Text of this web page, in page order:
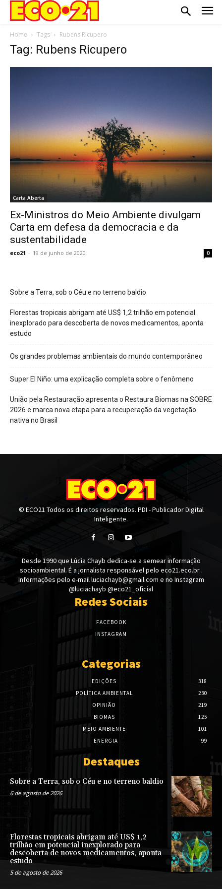
Home Tags Rubens Ricupero
Tag: Rubens Ricupero
Carta Aberta
Ex-Ministros do Meio Ambiente divulgam
Carta em defesa da democracia e da
sustentabilidade
eco21 - 19 de junho de 2020 0
Sobre a Terra, sob o Céu e no terreno baldio
Florestas tropicais abrigam até US$ 1,2 trilhão em potencial
inexplorado para descoberta de novos medicamentos, aponta
estudo
Os grandes problemas ambientais do mundo contemporâneo
Super El Niño: uma explicação completa sobre o fenômeno
União pela Restauração apresenta o Restaura Biomas na SOBRE
2026 e marca nova etapa para a recuperação da vegetação
nativa no Brasil
© ECO21 Todos os direitos reservados. PDI - Publicador Digital
Inteligente.
Desde 1990 que Lúcia Chayb dedica-se a semear informação
socioambiental. É a jornalista responsável pelo eco21.eco.br .
Informações pelo e-mail luciachayb@gmail.com e no Instagram
@luciachayb @eco21_oficial
Redes Sociais
FACEBOOK
INSTAGRAM
Categorias
EDIÇÕES
318
POLÍTICA AMBIENTAL
230
OPINIÃO
219
BIOMAS
125
MEIO AMBIENTE
101
ENERGIA
99
Destaques
Sobre a Terra, sob o Céu e no terreno baldio
6 de agosto de 2026
Florestas tropicais abrigam até US$ 1,2
trilhão em potencial inexplorado para
descoberta de novos medicamentos, aponta
estudo
5 de agosto de 2026